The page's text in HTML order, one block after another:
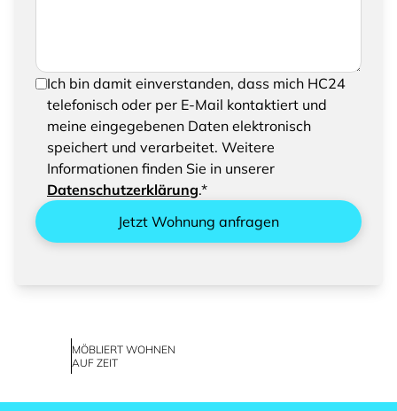
Um Ihre Anfrage senden zu können, bestätigen
Sie bitte das Speichern und Verarbeiten Ihrer
eingegebenen Daten
Ich bin damit einverstanden, dass mich HC24
telefonisch oder per E-Mail kontaktiert und
meine eingegebenen Daten elektronisch
speichert und verarbeitet. Weitere
Informationen finden Sie in unserer
Datenschutzerklärung.*
Jetzt Wohnung anfragen
MÖBLIERT WOHNEN
AUF ZEIT